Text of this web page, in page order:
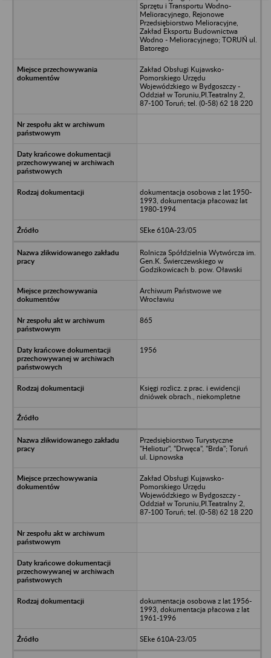
Sprzętu i Transportu Wodno-
Melioracyjnego, Rejonowe
Przedsiębiorstwo Melioracyjne,
Zakład Eksportu Budownictwa
Wodno - Melioracyjnego; TORUŃ ul.
Batorego
Zakład Obsługi Kujawsko-
Pomorskiego Urzędu
Wojewódzkiego w Bydgoszczy -
Oddział w Toruniu,Pl.Teatralny 2,
87-100 Toruń; tel. (0-58) 62 18 220
dokumentacja osobowa z lat 1950-
1993, dokumentacja płacowaz lat
1980-1994
SEke 610A-23/05
Rolnicza Spółdzielnia Wytwórcza im.
Gen.K. Świerczewskiego w
Godzikowicach b. pow. Oławski
Archiwum Państwowe we
Wrocławiu
865
1956
Księgi rozlicz. z prac. i ewidencji
dniówek obrach., niekompletne
Przedsiębiorstwo Turystyczne
"Heliotur", "Drwęca", "Brda"; Toruń
ul. Lipnowska
Zakład Obsługi Kujawsko-
Pomorskiego Urzędu
Wojewódzkiego w Bydgoszczy -
Oddział w Toruniu,Pl.Teatralny 2,
87-100 Toruń; tel. (0-58) 62 18 220
dokumentacja osobowa z lat 1956-
1993, dokumentacja płacowa z lat
1961-1996
SEke 610A-23/05